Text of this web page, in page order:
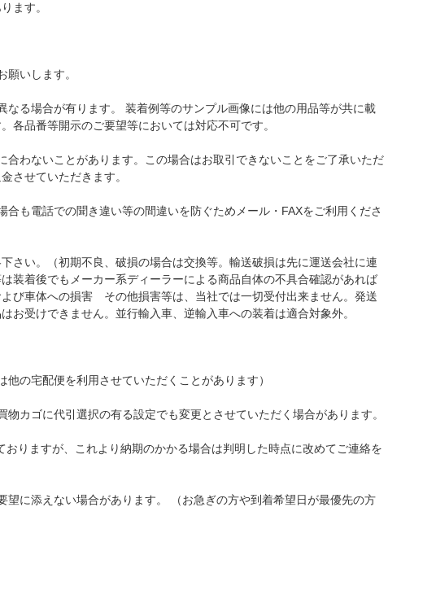
ます。
いします。
る場合が有ります。 装着例等のサンプル画像には他の用品等が共に載
各品番等開示のご要望等においては対応不可です。
わないことがあります。この場合はお取引できないことをご了承いただ
させていただきます。
も電話での聞き違い等の間違いを防ぐためメール・FAXをご利用くださ
さい。（初期不良、破損の場合は交換等。輸送破損は先に運送会社に連
装着後でもメーカー系ディーラーによる商品自体の不具合確認があれば
び車体への損害 その他損害等は、当社では一切受付出来ません。発送
受けできません。並行輸入車、逆輸入車への装着は適合対象外。
の宅配便を利用させていただくことがあります）
カゴに代引選択の有る設定でも変更とさせていただく場合があります。
りますが、これより納期のかかる場合は判明した時点に改めてご連絡を
に添えない場合があります。 （お急ぎの方や到着希望日が最優先の方